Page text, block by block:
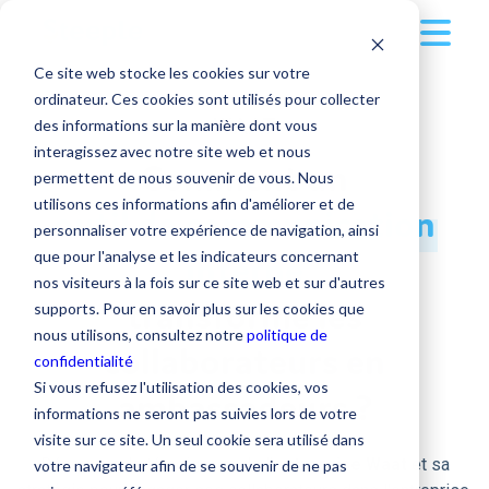
Ce site web stocke les cookies sur votre
ordinateur. Ces cookies sont utilisés pour collecter
des informations sur la manière dont vous
interagissez avec notre site web et nous
permettent de nous souvenir de vous. Nous
utilisons ces informations afin d'améliorer et de
personnaliser votre expérience de navigation, ainsi
que pour l'analyse et les indicateurs concernant
nos visiteurs à la fois sur ce site web et sur d'autres
supports. Pour en savoir plus sur les cookies que
nous utilisons, consultez notrepolitique de
confidentialité
Si vous refusez l'utilisation des cookies, vos
informations ne seront pas suivies lors de votre
visite sur ce site. Un seul cookie sera utilisé dans
votre navigateur afin de se souvenir de ne pas
Solution
Multi-supports
Application mobile
Version desktop
Applications
Publications
Clients
Secteurs d'activité
Grande Distribution
Transport et Logistique
Industrie
➝ Tous les secteurs d'activité
Ressources
Nos conseils pour une communication interne
optimale
🚀 Centre d'accompagnement
👨‍🍳 Nos recettes de communication interne
📁 Nos contenus téléchargeables
Tarifs
Tarifs
🪙 Tarifs
💰 Simulez votre ROI
Entreprise
L'entreprise
Qui sommes-nous ?
Se connecter
Contacter notre équipe
WAAT
Comment un
outil decommunication
interne
transforme les
collaborateurs en
ambassadeurs ?
Découvrez le témoignage de l'entreprise Waat
et sa